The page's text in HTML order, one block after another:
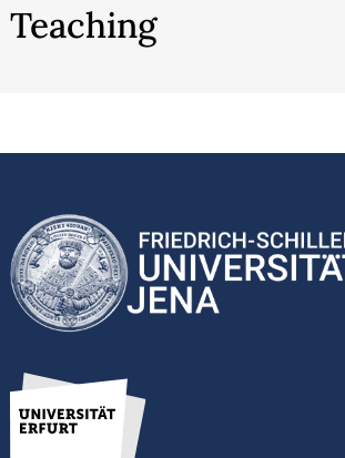
Teaching
Grundlagen der Feministischen
Leuphana Universität Lüneburg
2019: Seminar „Rebels without a
Grundlagen und aktuelle
Hochschule, Bernkastel-Kues
2019 & 2020 & 2021: Seminar